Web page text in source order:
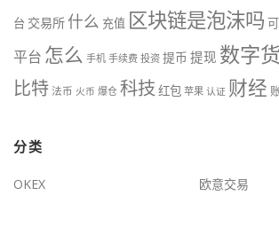
台 交易所 什么 充值 区块链是泡沫吗
平台 怎么 手机 手续费 投资 提币 提现 数字
比特法币 火币 爆仓 科技 红包 苹果 认证 财经
分类
OKEX 欧意交易